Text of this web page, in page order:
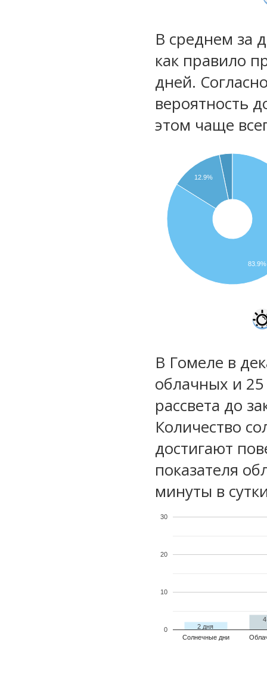
В среднем за
как правило
дней.
вероятность
этом чаще
12.9%
83.9%
В Гомеле в
облачных и
рассвета до
Количество
достигают
показателя
минуты в
Солнечные дни
0
10
20
30
2 дня